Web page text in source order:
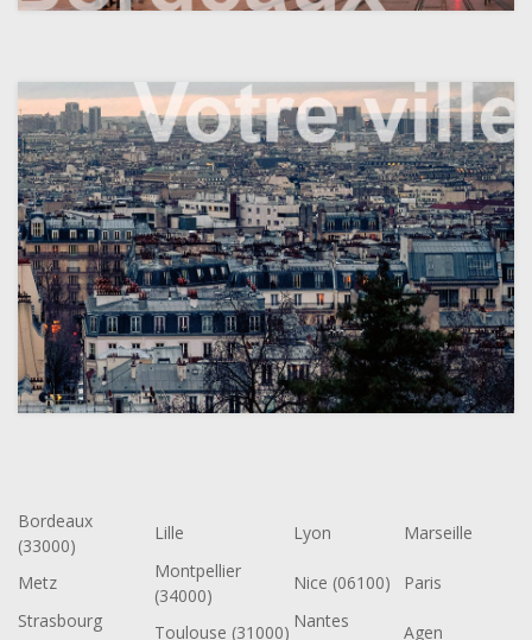
Bordeaux
(33000)
Lille Lyon Marseille
Metz
Montpellier
(34000)
Nice (06100)
Paris
Strasbourg
Toulouse (31000)
Nantes
Agen